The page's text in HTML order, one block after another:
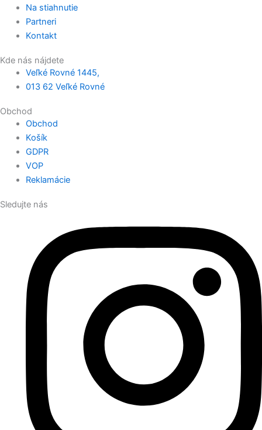
Na stiahnutie
Partneri
Kontakt
Kde nás nájdete
Veľké Rovné 1445,
013 62 Veľké Rovné
Obchod
Obchod
Košík
GDPR
VOP
Reklamácie
Sledujte nás